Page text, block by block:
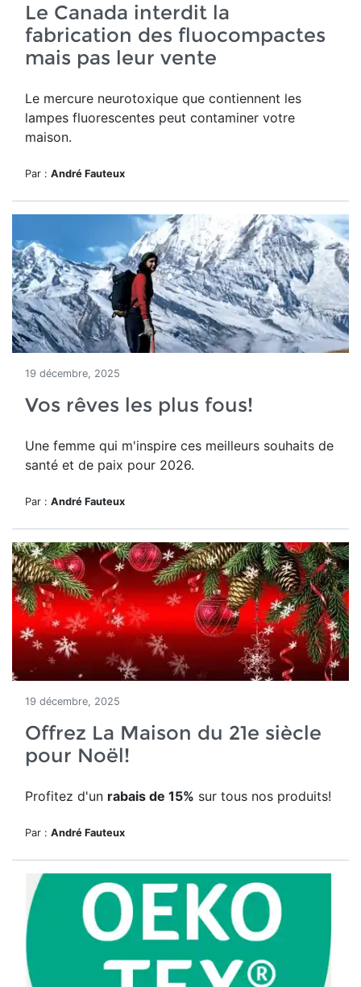
Le Canada interdit la
fabrication des fluocompactes
mais pas leur vente
Le mercure neurotoxique que contiennent les
lampes fluorescentes peut contaminer votre
maison.
Par : André Fauteux
19 décembre, 2025
Vos rêves les plus fous!
Une femme qui m'inspire ces meilleurs souhaits de
santé et de paix pour 2026.
Par : André Fauteux
19 décembre, 2025
Offrez La Maison du 21e siècle
pour Noël!
Profitez d'un rabais de 15% sur tous nos produits!
Par : André Fauteux